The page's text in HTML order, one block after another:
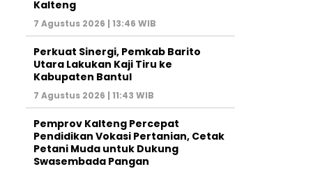
Kalteng
7 Agustus 2026 | 13:46 WIB
Perkuat Sinergi, Pemkab Barito
Utara Lakukan Kaji Tiru ke
Kabupaten Bantul
7 Agustus 2026 | 11:43 WIB
Pemprov Kalteng Percepat
Pendidikan Vokasi Pertanian, Cetak
Petani Muda untuk Dukung
Swasembada Pangan